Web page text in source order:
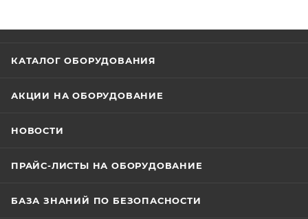
КАТАЛОГ ОБОРУДОВАНИЯ
АКЦИИ НА ОБОРУДОВАНИЕ
НОВОСТИ
ПРАЙС-ЛИСТЫ НА ОБОРУДОВАНИЕ
БАЗА ЗНАНИЙ ПО БЕЗОПАСНОСТИ